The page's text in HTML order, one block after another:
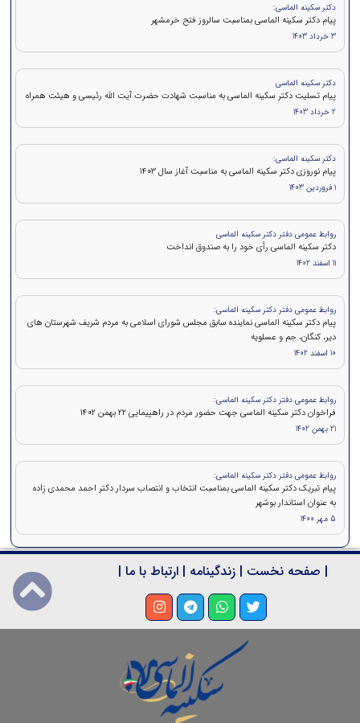
دکتر سکینه الماسی:
پیام دکتر سکینه الماسی بمناسبت سالروز فتح خرمشهر
3 خرداد 1403
دکتر سکینه الماسی
پیام تسلیت دکتر سکینه الماسی به مناسبت شهادت حضرت آیت الله رئیسی و هیئت همراه
2 خرداد 1403
دکتر سکینه الماسی:
پیام نوروزی دکتر سکینه الماسی به مناسبت آغاز سال 1403
1 فروردین 1403
روابط عمومی دفتر دکتر سکینه الماسی
دکتر سکینه الماسی رأی خود را به صندوق انداخت
11 اسفند 1402
روابط عمومی دفتر دکتر سکینه الماسی:
پیام دکتر سکینه الماسی نماینده سابق مجلس شورای اسلامی به مردم شریف شهرستان های
دیر، کنگان، جم و عسلویه
10 اسفند 1402
روابط عمومی دفتر دکتر سکینه الماسی:
فراخوان دکتر سکینه الماسی جهت حضور مردم در راهپیمایی ۲۲ بهمن 1402
21 بهمن 1402
روابط عمومی دفتر دکتر سکینه الماسی:
پیام تبریک دکتر سکینه الماسی بمناسبت انتخاب و انتصاب سردار دکتر احمد محمدی زاده
به عنوان استاندار بوشهر
5 مهر 1400
| صفحه نخست | زندگینامه | ارتباط با ما |